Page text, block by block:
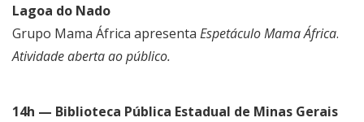
Lagoa do Nado
Grupo Mama África apresenta Espetáculo Mama África.
Atividade aberta ao público.
14h — Biblioteca Pública Estadual de Minas Gerais